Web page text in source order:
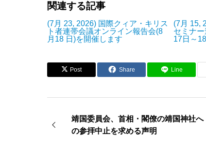
関連する記事
(7月 23, 2026) 国際クィア・キリス
ト者連帯会議オンライン報告会(8
月18 日)を開催します
(7月 15,
セミナ
17日～
Post Share Line
靖国委員会、首相・閣僚の靖国神社へ
の参拝中止を求める声明